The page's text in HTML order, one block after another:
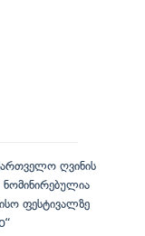
ღვინის
ფესტივალზე